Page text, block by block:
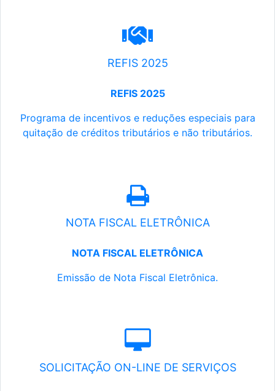
REFIS 2025
REFIS 2025
Programa de incentivos e reduções especiais para
quitação de créditos tributários e não tributários.
NOTA FISCAL ELETRÔNICA
NOTA FISCAL ELETRÔNICA
Emissão de Nota Fiscal Eletrônica.
SOLICITAÇÃO ON-LINE DE SERVIÇOS